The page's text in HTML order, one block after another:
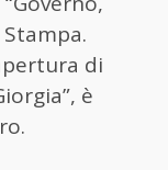
di
è